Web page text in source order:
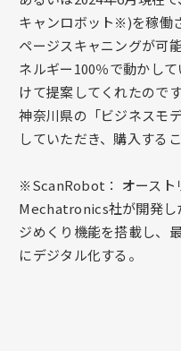
キャンロボット※)を稼働
ページスキャニングが可
ネルギー100％で動かし
けて提案してくれたので
神奈川県の「ビジネスモ
していただき、購入する
※ScanRobot： オースト
Mechatronics社が開発し
ジめくり機能を搭載し、
にデジタル化する。